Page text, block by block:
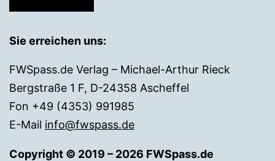
Sie erreichen uns:
FWSpass.de Verlag – Michael-Arthur Rieck
Bergstraße 1 F, D-24358 Ascheffel
Fon +49 (4353) 991985
E-Mail info@fwspass.de
Copyright © 2019 – 2026 FWSpass.de